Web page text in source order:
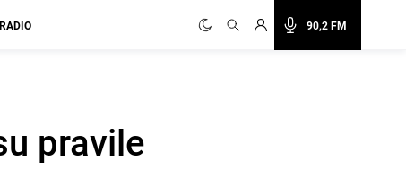
90,2 FM
RADIO
pravile